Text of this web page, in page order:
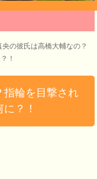
央の彼氏は高橋大輔なの？
！
指輪を目撃され
？！